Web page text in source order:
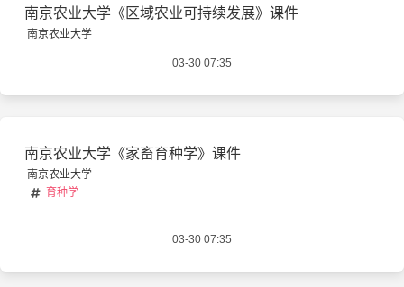
南京农业大学《区域农业可持续发展》课件
南京农业大学
03-30 07:35
南京农业大学《家畜育种学》课件
南京农业大学
育种学
03-30 07:35